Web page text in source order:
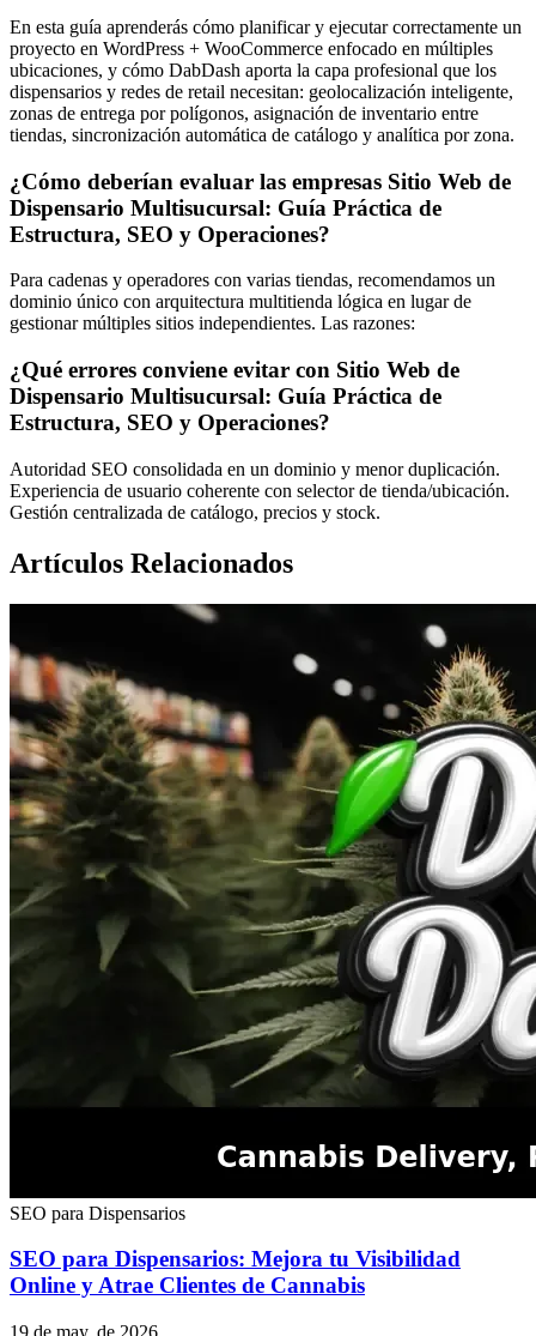
En esta guía aprenderás cómo planificar y ejecutar correctamente un
proyecto en WordPress + WooCommerce enfocado en múltiples
ubicaciones, y cómo DabDash aporta la capa profesional que los
dispensarios y redes de retail necesitan: geolocalización inteligente,
zonas de entrega por polígonos, asignación de inventario entre
tiendas, sincronización automática de catálogo y analítica por zona.
¿Cómo deberían evaluar las empresas Sitio Web de
Dispensario Multisucursal: Guía Práctica de
Estructura, SEO y Operaciones?
Para cadenas y operadores con varias tiendas, recomendamos un
dominio único con arquitectura multitienda lógica en lugar de
gestionar múltiples sitios independientes. Las razones:
¿Qué errores conviene evitar con Sitio Web de
Dispensario Multisucursal: Guía Práctica de
Estructura, SEO y Operaciones?
Autoridad SEO consolidada en un dominio y menor duplicación.
Experiencia de usuario coherente con selector de tienda/ubicación.
Gestión centralizada de catálogo, precios y stock.
Artículos Relacionados
SEO para Dispensarios
SEO para Dispensarios: Mejora tu Visibilidad
Online y Atrae Clientes de Cannabis
19 de may. de 2026